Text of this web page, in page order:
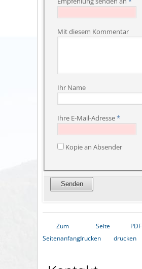
Mit diesem Kommentar
Ihr Name
Ihre E-Mail-Adresse*
Kopie an Absender
Zum
Seitenanfang
Seite
drucken
PDF
drucken